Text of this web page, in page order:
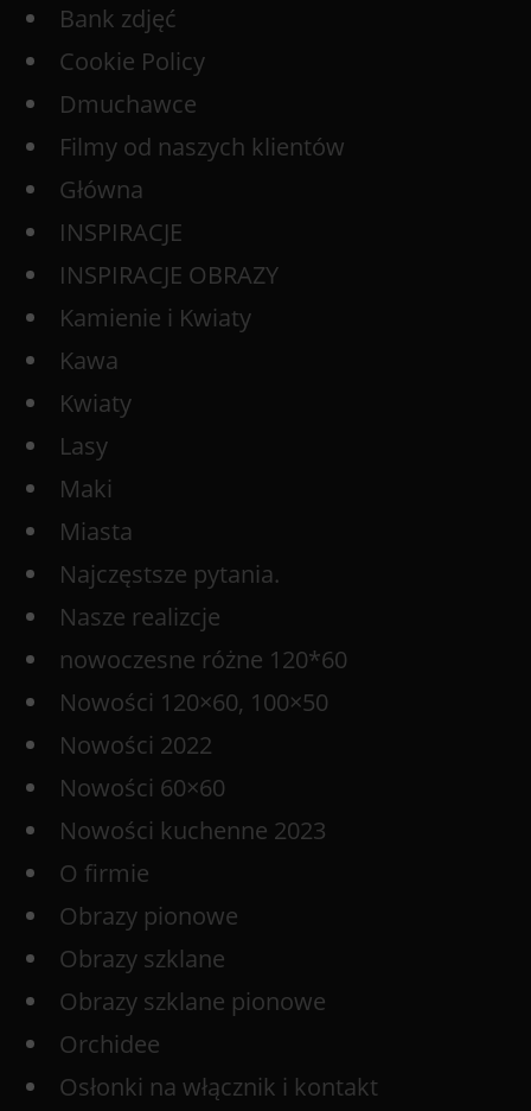
Bank zdjęć
Cookie Policy
Dmuchawce
Filmy od naszych klientów
Główna
INSPIRACJE
INSPIRACJE OBRAZY
Kamienie i Kwiaty
Kawa
Kwiaty
Lasy
Maki
Miasta
Najczęstsze pytania.
Nasze realizcje
nowoczesne różne 120*60
Nowości 120×60, 100×50
Nowości 2022
Nowości 60×60
Nowości kuchenne 2023
O firmie
Obrazy pionowe
Obrazy szklane
Obrazy szklane pionowe
Orchidee
Osłonki na włącznik i kontakt